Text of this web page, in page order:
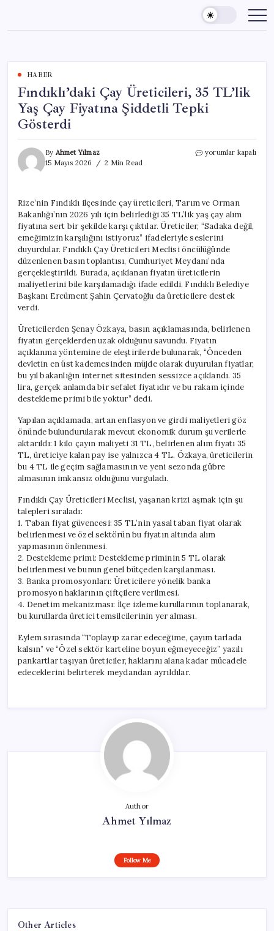
content
HABER
Fındıklı’daki Çay Üreticileri, 35 TL’lik
Yaş Çay Fiyatına Şiddetli Tepki
Gösterdi
By Ahmet Yılmaz
15 Mayıs 2026
2 Min Read
Fındıklı’daki
Yaş
Çay
Fiyatına
Şiddetli
Tepki
Gösterdi
için
yorumlar kapalı
Rize’nin Fındıklı ilçesinde çay üreticileri, Tarım ve Orman
Bakanlığı’nın 2026 yılı için belirlediği 35 TL’lik yaş çay alım
fiyatına sert bir şekilde karşı çıktılar. Üreticiler, “Sadaka değil,
emeğimizin karşılığını istiyoruz” ifadeleriyle seslerini
duyurdular. Fındıklı Çay Üreticileri Meclisi öncülüğünde
düzenlenen basın toplantısı, Cumhuriyet Meydanı’nda
gerçekleştirildi. Burada, açıklanan fiyatın üreticilerin
maliyetlerini bile karşılamadığı ifade edildi. Fındıklı Belediye
Başkanı Ercüment Şahin Çervatoğlu da üreticilere destek
verdi.
Üreticilerden Şenay Özkaya, basın açıklamasında, belirlenen
fiyatın gerçeklerden uzak olduğunu savundu. Fiyatın
açıklanma yöntemine de eleştirilerde bulunarak, “Önceden
devletin en üst kademesinden müjde olarak duyurulan fiyatlar,
bu yıl bakanlığın internet sitesinden sessizce açıklandı. 35
lira, gerçek anlamda bir sefalet fiyatıdır ve bu rakam içinde
destekleme primi bile yoktur” dedi.
Yapılan açıklamada, artan enflasyon ve girdi maliyetleri göz
önünde bulundurularak mevcut ekonomik durum şu verilerle
aktarıldı: 1 kilo çayın maliyeti 31 TL, belirlenen alım fiyatı 35
TL, üreticiye kalan pay ise yalnızca 4 TL. Özkaya, üreticilerin
bu 4 TL ile geçim sağlamasının ve yeni sezonda gübre
almasının imkansız olduğunu vurguladı.
Fındıklı Çay Üreticileri Meclisi, yaşanan krizi aşmak için şu
talepleri sıraladı:
1. Taban fiyat güvencesi: 35 TL’nin yasal taban fiyat olarak
belirlenmesi ve özel sektörün bu fiyatın altında alım
yapmasının önlenmesi.
2. Destekleme primi: Destekleme priminin 5 TL olarak
belirlenmesi ve bunun genel bütçeden karşılanması.
3. Banka promosyonları: Üreticilere yönelik banka
promosyon haklarının çiftçilere verilmesi.
4. Denetim mekanizması: İlçe izleme kurullarının toplanarak,
bu kurullarda üretici temsilcilerinin yer alması.
Eylem sırasında “Toplayıp zarar edeceğime, çayım tarlada
kalsın” ve “Özel sektör karteline boyun eğmeyeceğiz” yazılı
pankartlar taşıyan üreticiler, haklarını alana kadar mücadele
edeceklerini belirterek meydandan ayrıldılar.
Author
Ahmet Yılmaz
Follow Me
Other Articles